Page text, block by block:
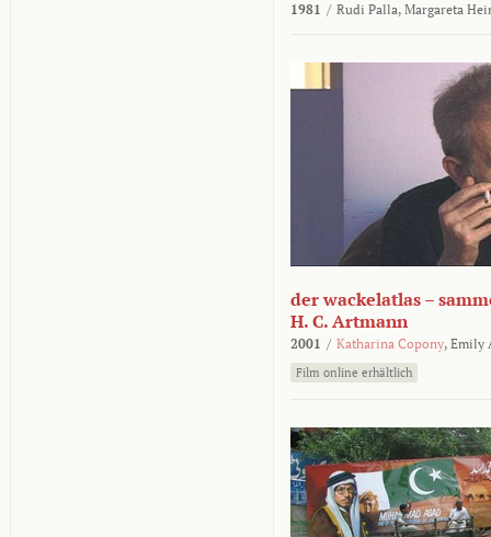
1981 / Rudi Palla, Margareta
der wackelatlas –
H. C. Artmann
2001 / Katharina Copony, Emily
Film online erhältlich